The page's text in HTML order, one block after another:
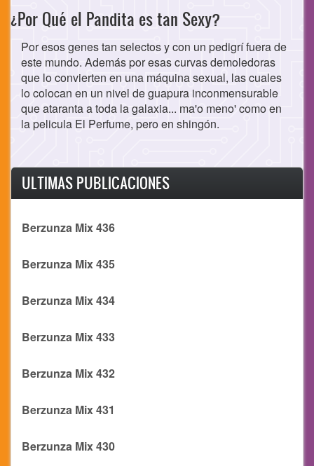
¿Por Qué el Pandita es tan Sexy?
Por esos genes tan selectos y con un pedigrí fuera de
este mundo. Además por esas curvas demoledoras
que lo convierten en una máquina sexual, las cuales
lo colocan en un nivel de guapura inconmensurable
que ataranta a toda la galaxia... ma'o meno' como en
la pelicula El Perfume, pero en shingón.
ULTIMAS PUBLICACIONES
Berzunza Mix 436
Berzunza Mix 435
Berzunza Mix 434
Berzunza Mix 433
Berzunza Mix 432
Berzunza Mix 431
Berzunza Mix 430